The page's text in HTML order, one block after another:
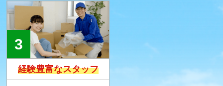
経験豊富なスタッフ